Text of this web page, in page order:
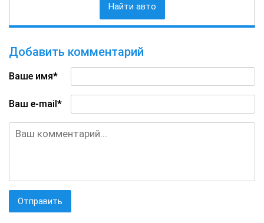
Найти авто
Добавить комментарий
Ваше имя*
Ваш e-mail*